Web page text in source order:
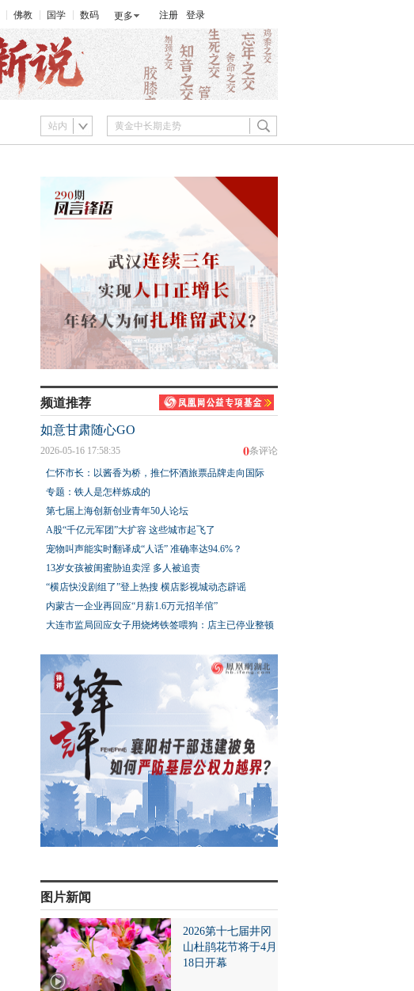
佛教 国学 数码 更多 注册 登录
站内
频道推荐
如意甘肃随心GO
0条评论
2026-05-16 17:58:35
仁怀市长：以酱香为桥，推仁怀酒旅票品牌走向国际
专题：铁人是怎样炼成的
第七届上海创新创业青年50人论坛
A股“千亿元军团”大扩容 这些城市起飞了
宠物叫声能实时翻译成“人话” 准确率达94.6%？
13岁女孩被闺蜜胁迫卖淫 多人被追责
“横店快没剧组了”登上热搜 横店影视城动态辟谣
内蒙古一企业再回应“月薪1.6万元招羊倌”
大连市监局回应女子用烧烤铁签喂狗：店主已停业整顿
图片新闻
2026第十七届井冈
山杜鹃花节将于4月
18日开幕